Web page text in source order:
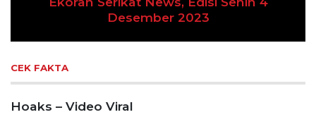
Desember 2023